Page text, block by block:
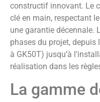
constructif innovant. Le
clé en main, respectant
une garantie décennale.
phases du projet, depuis
à GK50T) jusqu’à
réalisation dans les
La gamme